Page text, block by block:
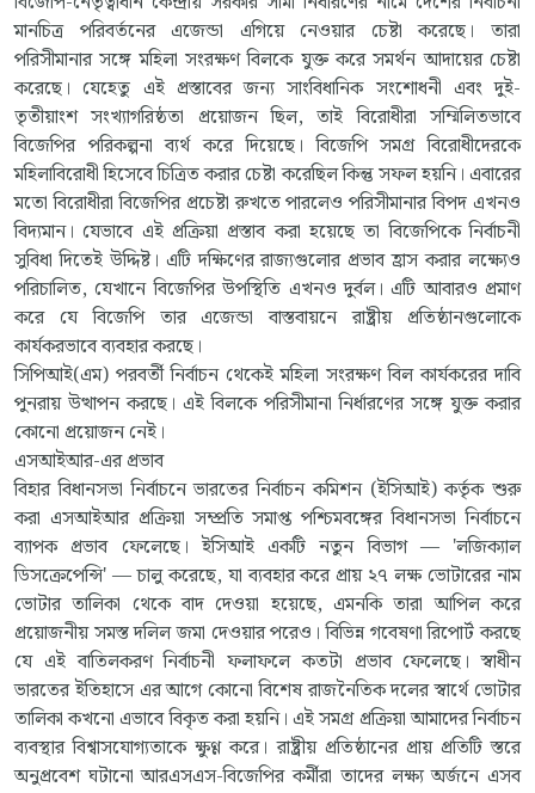
মানচিত্র পরিবর্তনের এজেন্ডা এগিয়ে নেওয়ার চেষ্টা করেছে। তারা
পরিসীমানার সঙ্গে মহিলা সংরক্ষণ বিলকে যুক্ত করে সমর্থন আদায়ের চেষ্টা
করেছে। যেহেতু এই প্রস্তাবের জন্য সাংবিধানিক সংশোধনী এবং দুই-
তৃতীয়াংশ সংখ্যাগরিষ্ঠতা প্রয়োজন ছিল, তাই বিরোধীরা সম্মিলিতভাবে
বিজেপির পরিকল্পনা ব্যর্থ করে দিয়েছে। বিজেপি সমগ্র বিরোধীদেরকে
মহিলাবিরোধী হিসেবে চিত্রিত করার চেষ্টা করেছিল কিন্তু সফল হয়নি। এবারের
মতো বিরোধীরা বিজেপির প্রচেষ্টা রুখতে পারলেও পরিসীমানার বিপদ এখনও
বিদ্যমান। যেভাবে এই প্রক্রিয়া প্রস্তাব করা হয়েছে তা বিজেপিকে নির্বাচনী
সুবিধা দিতেই উদ্দিষ্ট। এটি দক্ষিণের রাজ্যগুলোর প্রভাব হ্রাস করার লক্ষ্যেও
পরিচালিত, যেখানে বিজেপির উপস্থিতি এখনও দুর্বল। এটি আবারও প্রমাণ
করে যে বিজেপি তার এজেন্ডা বাস্তবায়নে রাষ্ট্রীয় প্রতিষ্ঠানগুলোকে
কার্যকরভাবে ব্যবহার করছে।
সিপিআই(এম) পরবর্তী নির্বাচন থেকেই মহিলা সংরক্ষণ বিল কার্যকরের দাবি
পুনরায় উত্থাপন করছে। এই বিলকে পরিসীমানা নির্ধারণের সঙ্গে যুক্ত করার
কোনো প্রয়োজন নেই।
এসআইআর-এর প্রভাব
বিহার বিধানসভা নির্বাচনে ভারতের নির্বাচন কমিশন (ইসিআই) কর্তৃক শুরু
করা এসআইআর প্রক্রিয়া সম্প্রতি সমাপ্ত পশ্চিমবঙ্গের বিধানসভা নির্বাচনে
ব্যাপক প্রভাব ফেলেছে। ইসিআই একটি নতুন বিভাগ — 'লজিক্যাল
ডিসক্রেপেন্সি' — চালু করেছে, যা ব্যবহার করে প্রায় ২৭ লক্ষ ভোটারের নাম
ভোটার তালিকা থেকে বাদ দেওয়া হয়েছে, এমনকি তারা আপিল করে
প্রয়োজনীয় সমস্ত দলিল জমা দেওয়ার পরেও। বিভিন্ন গবেষণা রিপোর্ট করছে
যে এই বাতিলকরণ নির্বাচনী ফলাফলে কতটা প্রভাব ফেলেছে। স্বাধীন
ভারতের ইতিহাসে এর আগে কোনো বিশেষ রাজনৈতিক দলের স্বার্থে ভোটার
তালিকা কখনো এভাবে বিকৃত করা হয়নি। এই সমগ্র প্রক্রিয়া আমাদের নির্বাচন
ব্যবস্থার বিশ্বাসযোগ্যতাকে ক্ষুণ্ণ করে। রাষ্ট্রীয় প্রতিষ্ঠানের প্রায় প্রতিটি স্তরে
অনুপ্রবেশ ঘটানো আরএসএস-বিজেপির কর্মীরা তাদের লক্ষ্য অর্জনে এসব